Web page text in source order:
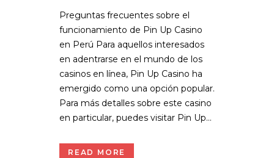
Preguntas frecuentes sobre el
funcionamiento de Pin Up Casino
en Perú Para aquellos interesados
en adentrarse en el mundo de los
casinos en línea, Pin Up Casino ha
emergido como una opción popular.
Para más detalles sobre este casino
en particular, puedes visitar Pin Up...
READ MORE